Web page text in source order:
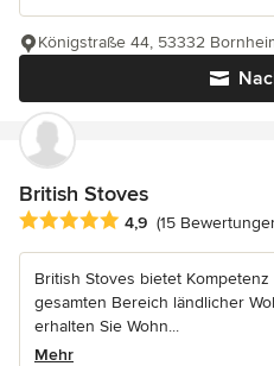
Königstraße 44, 53332
British Stoves
Durchschnittliche Bewertung:
4,9 (15
British Stoves bietet
gesamten Bereich ländlicher
erhalten Sie Wohn...
Mehr